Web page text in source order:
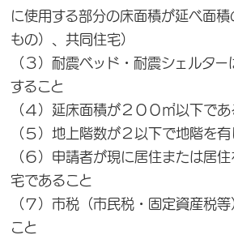
に使用する部分の床面積が延べ面
もの）、共同住宅）
（３）耐震ベッド・耐震シェルター
すること
（４）延床面積が２００㎡以下であ
（５）地上階数が２以下で地階を
（６）申請者が現に居住または居
宅であること
（７）市税（市民税・固定資産税
こと